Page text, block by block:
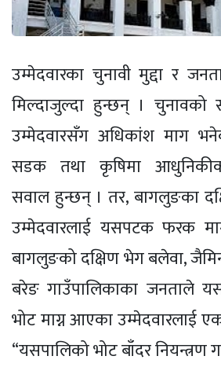
उम्मेदवारका चुनावी मुद्दा र
मिल्दाजुल्दा हुन्छन् । चुनावको
उम्मेदवारसँग अधिकांश माग
सडक तथा कृषिमा
सवाल हुन्छन् । तर, बागलुङका
उम्मेदवारलाई यसपटक फरक
बागलुङको दक्षिण भेग बलेवा,
बरेङ गाउँपालिकाका जनताले
भोट माग्न आएका उम्मेदवारलाई
“यसपालिको भोट बाँदर नियन्त्रण